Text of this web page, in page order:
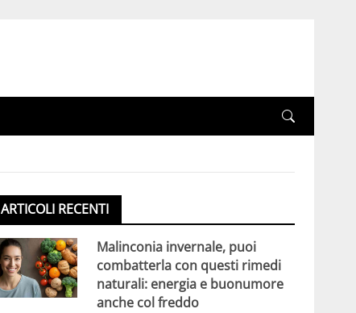
ARTICOLI RECENTI
Malinconia invernale, puoi
combatterla con questi rimedi
naturali: energia e buonumore
anche col freddo